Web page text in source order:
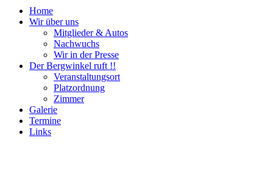
Home
Wir über uns
Mitglieder & Autos
Nachwuchs
Wir in der Presse
Der Bergwinkel ruft !!
Veranstaltungsort
Platzordnung
Zimmer
Galerie
Termine
Links